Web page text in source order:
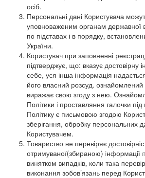
осіб.
Персональні дані Користувача
уповноваженим органам державної
по підставах і в порядку,
України.
Користувач при заповненні
підтверджує, що: вказує достовірну
себе, уся інша інформація
його власний розсуд. ознайомлений
виражає свою згоду з нею.
Політики і проставляння галочки
Політику є письмовою згодою
зберігання, обробку персональних
Користувачем.
Товариство не перевіряє
отримуваної(збираною) інформації
винятком випадків, коли така
виконання зобов’язань перед